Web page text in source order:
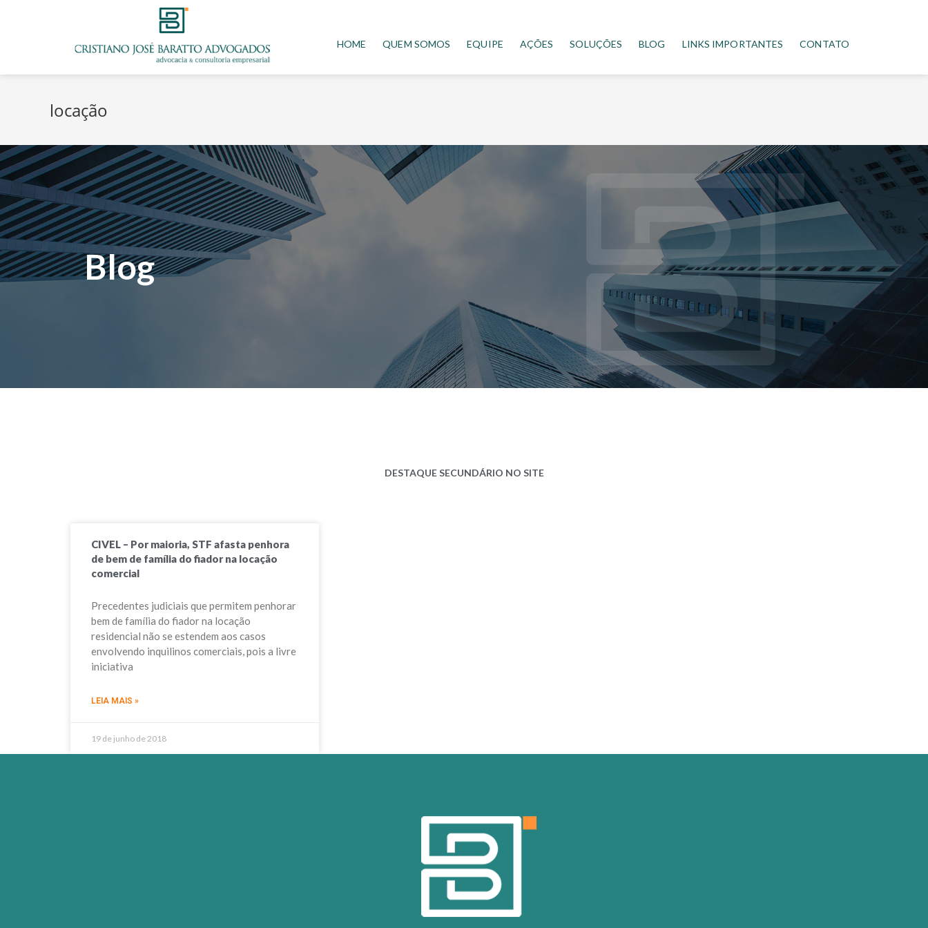
HOME QUEM SOMOS EQUIPE AÇÕES SOLUÇÕES BLOG LINKS IMPORTANTES CONTATO
locação
Blog
DESTAQUE SECUNDÁRIO NO SITE
CIVEL – Por maioria, STF afasta penhora
de bem de família do fiador na locação
comercial
Precedentes judiciais que permitem penhorar
bem de família do fiador na locação
residencial não se estendem aos casos
envolvendo inquilinos comerciais, pois a livre
iniciativa
LEIA MAIS »
19 de junho de 2018